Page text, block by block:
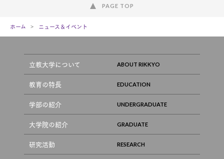
PAGE TOP
ホーム ニュース＆イベント
立教大学について
教育の特長
学部の紹介
大学院の紹介
研究活動